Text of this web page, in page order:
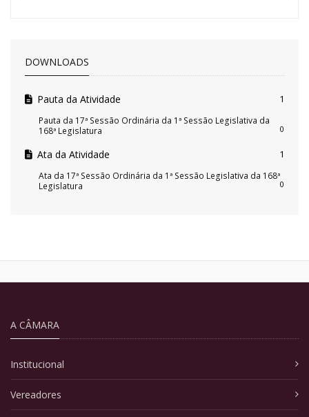
DOWNLOADS
Pauta da Atividade 1
Pauta da 17ª Sessão Ordinária da 1ª Sessão Legislativa da
168ª Legislatura
0
Ata da Atividade 1
Ata da 17ª Sessão Ordinária da 1ª Sessão Legislativa da 168ª
Legislatura
0
A CÂMARA
Institucional
Vereadores